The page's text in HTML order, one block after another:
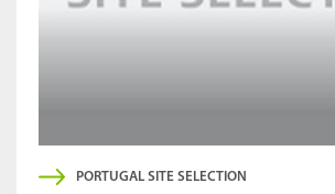
PORTUGAL SITE SELECTION